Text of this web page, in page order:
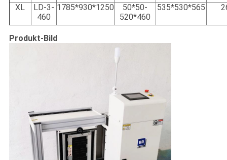
XL
LD-3-
460
1785*930*1250
50*50-
520*460
535*530*565
Produkt-Bild